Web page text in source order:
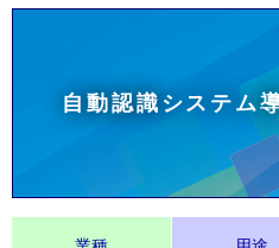
自動認識システム